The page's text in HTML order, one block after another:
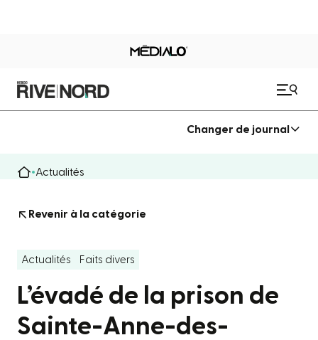
Changer de journal
Actualités
Revenir à la catégorie
Actualités Faits divers
L’évadé de la prison de
Sainte-Anne-des-